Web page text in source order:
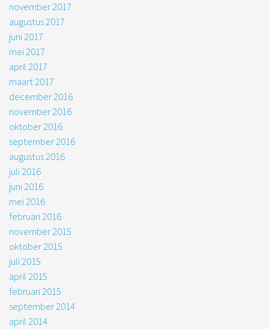
november 2017
augustus 2017
juni 2017
mei 2017
april 2017
maart 2017
december 2016
november 2016
oktober 2016
september 2016
augustus 2016
juli 2016
juni 2016
mei 2016
februari 2016
november 2015
oktober 2015
juli 2015
april 2015
februari 2015
september 2014
april 2014